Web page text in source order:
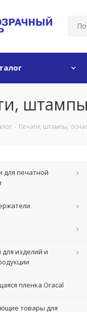
- Печати, штампы,
для печатной
изделий и
пленка Oracal
товары для